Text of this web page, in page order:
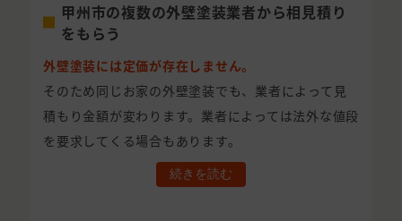
甲州市の複数の外壁塗装業者から相見積り
をもらう
外壁塗装には定価が存在しません。
そのため同じお家の外壁塗装でも、業者によって見
積もり金額が変わります。業者によっては法外な値段
を要求してくる場合もあります。
続きを読む